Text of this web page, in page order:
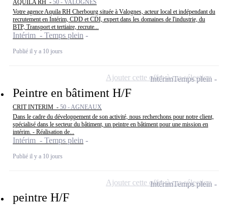
AQUILA RH - 50 - VALOGNES
Votre agence Aquila RH Cherbourg située à Valognes, acteur local et indépendant du
recrutement en Intérim, CDD et CDI, expert dans les domaines de l'industrie, du
BTP, Transport et tertiaire, recrute...
Intérim - Temps plein
Publié il y a 10 jours
Peintre en bâtiment H/F
CRIT INTERIM - 50 - AGNEAUX
Dans le cadre du développement de son activité, nous recherchons pour notre client,
spécialisé dans le secteur du bâtiment, un peintre en bâtiment pour une mission en
intérim. - Réalisation de...
Intérim - Temps plein
Publié il y a 10 jours
IntérimTemps plein
Ajouter cette offre à ma sélection
peintre H/F
IntérimTemps plein
Ajouter cette offre à ma sélection